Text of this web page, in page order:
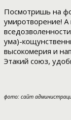
Посмотришь на
умиротворение! А
ума)-
высокомерия и
Этакий союз,
фото: сайт